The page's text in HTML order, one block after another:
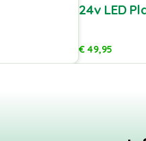
24v LED
€49,95